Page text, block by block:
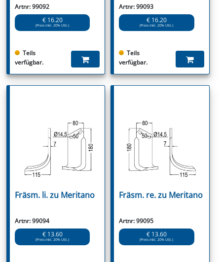
Artnr: 99092
€ 16.20
(Preis inkl. 20% USt.)
Teils
verfügbar.
Artnr: 99093
€ 16.20
(Preis inkl. 20% USt.)
Teils
verfügbar.
Fräsm. li. zu Meritano
Artnr: 99094
€ 13.60
(Preis inkl. 20% USt.)
Fräsm. re. zu Meritano
Artnr: 99095
€ 13.60
(Preis inkl. 20% USt.)